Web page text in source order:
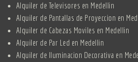
Alquiler de Televisores en Medellin
Alquiler de Pantallas de Proyeccion en
Alquiler de Cabezas Moviles en Medellin
Alquiler de Par Led en Medellin
Alquiler de Iluminacion Decorativa en